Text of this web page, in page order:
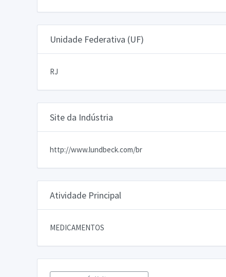
Unidade Federativa (UF)
RJ
Site da Indústria
http://www.lundbeck.com/br
Atividade Principal
MEDICAMENTOS